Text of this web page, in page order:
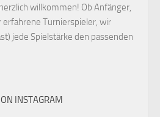
willkommen! Ob Anfänger,
erfahrene Turnierspieler, wir
jede Spielstärke den passenden
INSTAGRAM